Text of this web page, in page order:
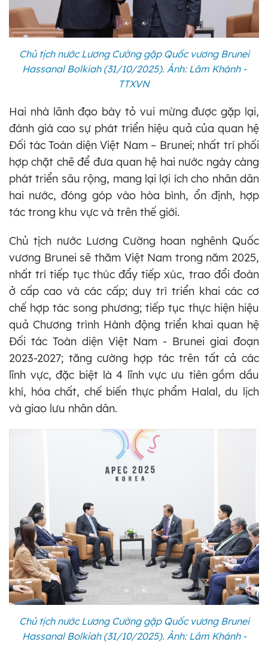
Chủ tịch nước Lương Cường gặp Quốc vương Brunei
Hassanal Bolkiah (31/10/2025). Ảnh: Lâm Khánh -
TTXVN
Hai nhà lãnh đạo bày tỏ vui mừng được gặp lại,
đánh giá cao sự phát triển hiệu quả của quan hệ
Đối tác Toàn diện Việt Nam – Brunei; nhất trí phối
hợp chặt chẽ để đưa quan hệ hai nước ngày càng
phát triển sâu rộng, mang lại lợi ích cho nhân dân
hai nước, đóng góp vào hòa bình, ổn định, hợp
tác trong khu vực và trên thế giới.
Chủ tịch nước Lương Cường hoan nghênh Quốc
vương Brunei sẽ thăm Việt Nam trong năm 2025,
nhất trí tiếp tục thúc đẩy tiếp xúc, trao đổi đoàn
ở cấp cao và các cấp; duy trì triển khai các cơ
chế hợp tác song phương; tiếp tục thực hiện hiệu
quả Chương trình Hành động triển khai quan hệ
Đối tác Toàn diện Việt Nam - Brunei giai đoạn
2023-2027; tăng cường hợp tác trên tất cả các
lĩnh vực, đặc biệt là 4 lĩnh vực ưu tiên gồm dầu
khí, hóa chất, chế biến thực phẩm Halal, du lịch
và giao lưu nhân dân.
Chủ tịch nước Lương Cường gặp Quốc vương Brunei
Hassanal Bolkiah (31/10/2025). Ảnh: Lâm Khánh -